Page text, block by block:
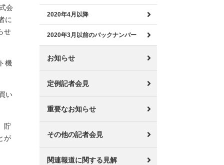
会
に
せ
機
い
貯
が
2020年4月以降
2020年3月以前のバックナンバー
お知らせ
定例記者会見
重要なお知らせ
その他の記者会見
関連報道に関する見解